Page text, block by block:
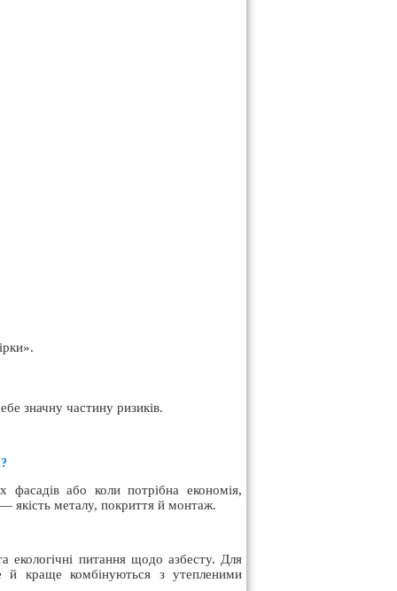
значну частину ризиків.
або коли потрібна економія,
якість металу, покриття й монтаж.
питання щодо азбесту. Для
й краще комбінуються з утепленими